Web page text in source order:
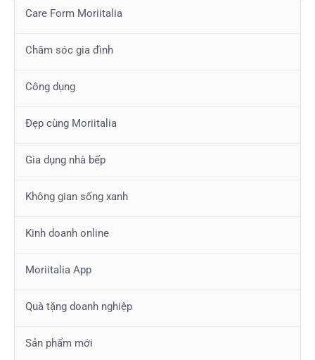
Care Form Moriitalia
Chăm sóc gia đình
Công dụng
Đẹp cùng Moriitalia
Gia dụng nhà bếp
Không gian sống xanh
Kinh doanh online
Moriitalia App
Quà tặng doanh nghiệp
Sản phẩm mới